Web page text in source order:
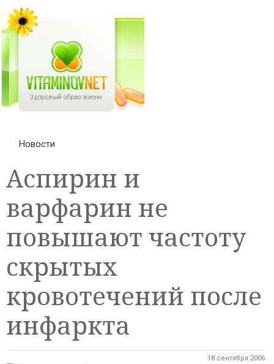
Новости
Аспирин и
варфарин не
повышают частоту
скрытых
кровотечений после
инфаркта
18 сентября 2006